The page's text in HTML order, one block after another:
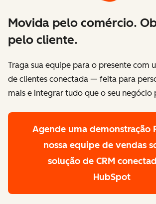
Movida pelo comércio.
pelo cliente.
Traga sua equipe para o presente com
de clientes conectada — feita para
mais e integrar tudo que o seu negócio
Agende uma demonstração
nossa equipe de vendas
solução de CRM
HubSpot